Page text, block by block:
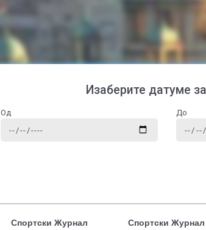
Изаберите датуме
Од До
Спортски Журнал
Спортски Журнал